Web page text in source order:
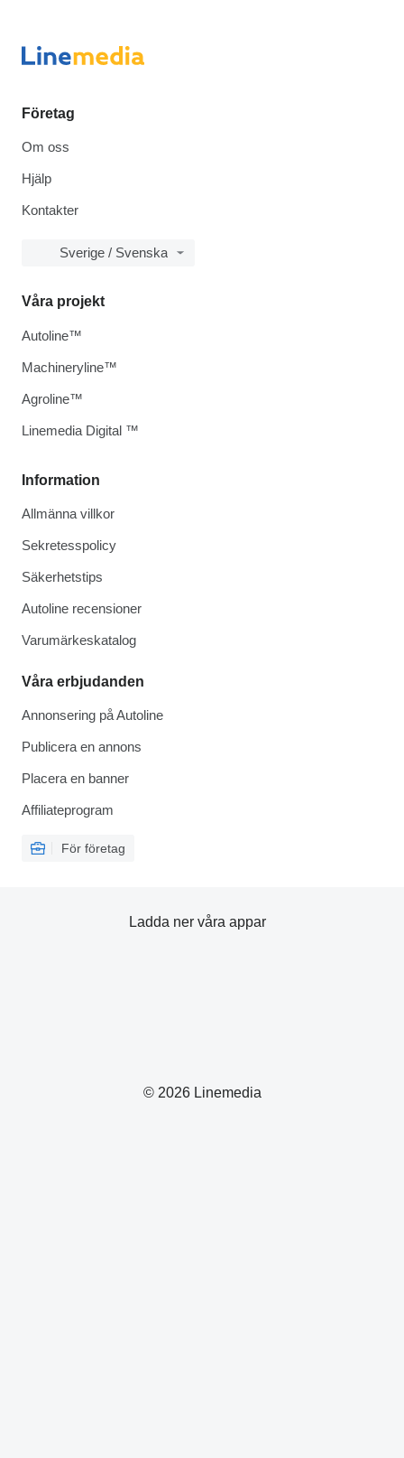
Företag
Om oss
Hjälp
Kontakter
Sverige / Svenska
Information
Allmänna villkor
Sekretesspolicy
Säkerhetstips
Autoline recensioner
Varumärkeskatalog
Våra erbjudanden
Annonsering på Autoline
Publicera en annons
Placera en banner
Affiliateprogram
För företag
Våra projekt
Autoline™
Machineryline™
Agroline™
Linemedia Digital ™
© 2026 Linemedia
Ladda ner våra appar